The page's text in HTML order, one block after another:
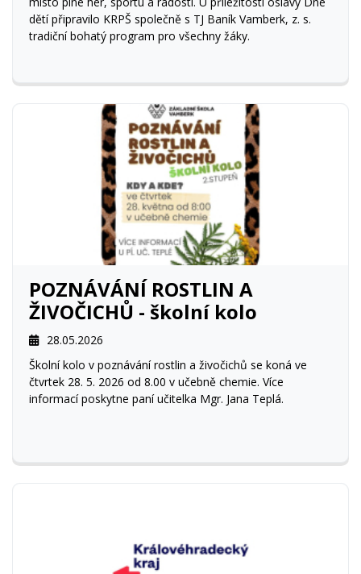
dětí připravilo KRPŠ společně s TJ Baník Vamberk, z. s.
tradiční bohatý program pro všechny žáky.
POZNÁVÁNÍ ROSTLIN A
ŽIVOČICHŮ - školní kolo
28.05.2026
Školní kolo v poznávání rostlin a živočichů se koná ve
čtvrtek 28. 5. 2026 od 8.00 v učebně chemie. Více
informací poskytne paní učitelka Mgr. Jana Teplá.